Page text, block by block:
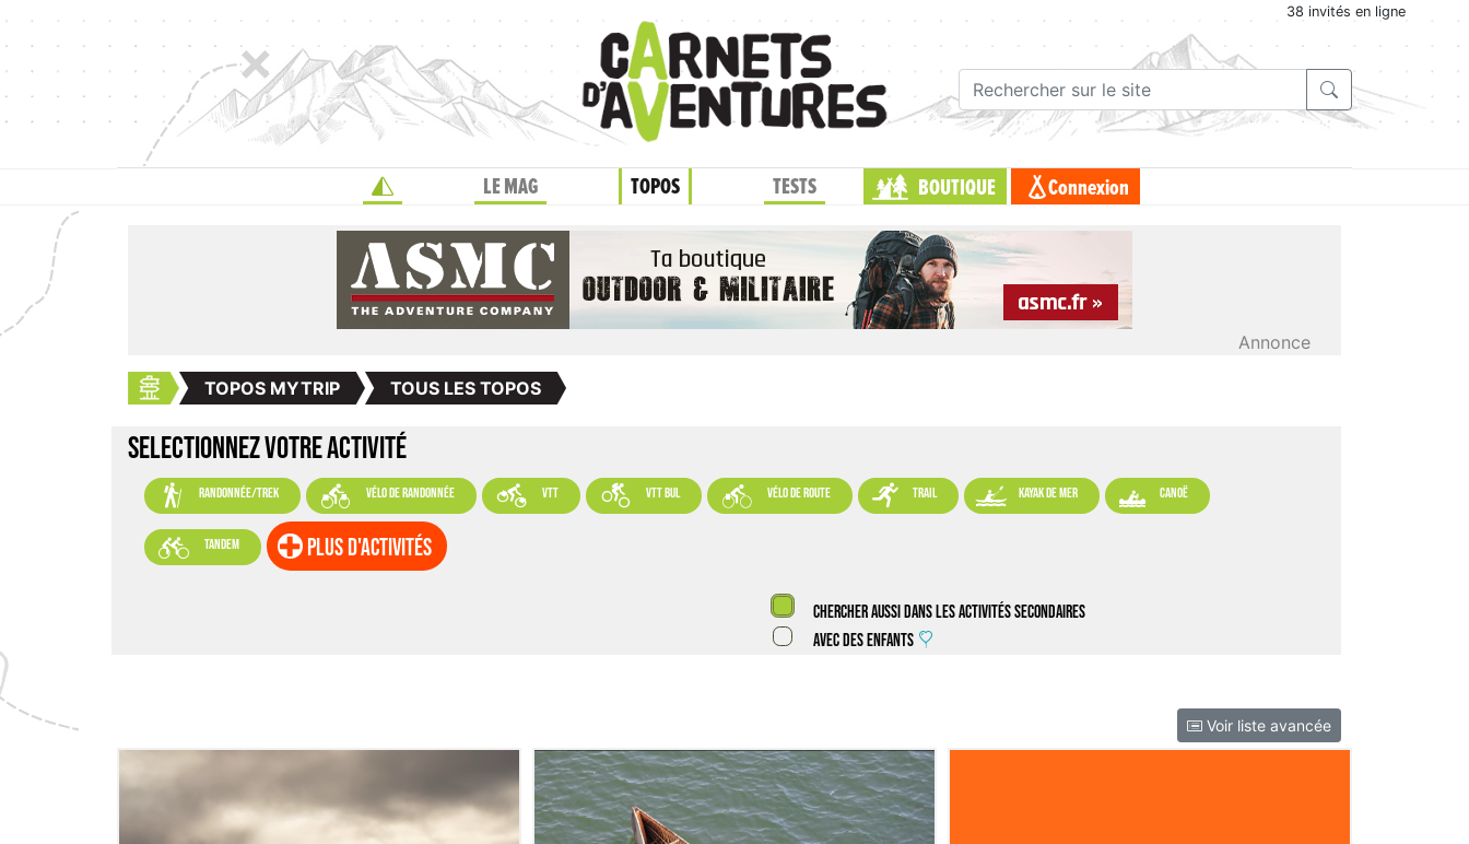
38 invités en ligne
LE MAG TOPOS TESTS BOUTIQUE Connexion
Annonce
TOPOS MYTRIP TOUS LES TOPOS
SELECTIONNEZ VOTRE ACTIVITÉ
 randonnée/trek  vélo de randonnée  VTT  VTT BUL  vélo de route  trail  kayak de mer  canoë
 tandem plus d'activités
Chercher aussi dans les activités secondaires
Avec des enfants
Voir liste avancée